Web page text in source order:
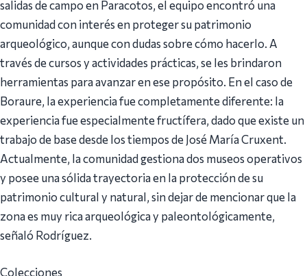
salidas de campo en Paracotos, el equipo encontró una
comunidad con interés en proteger su patrimonio
arqueológico, aunque con dudas sobre cómo hacerlo. A
través de cursos y actividades prácticas, se les brindaron
herramientas para avanzar en ese propósito. En el caso de
Boraure, la experiencia fue completamente diferente: la
experiencia fue especialmente fructífera, dado que existe un
trabajo de base desde los tiempos de José María Cruxent.
Actualmente, la comunidad gestiona dos museos operativos
y posee una sólida trayectoria en la protección de su
patrimonio cultural y natural, sin dejar de mencionar que la
zona es muy rica arqueológica y paleontológicamente,
señaló Rodríguez.
Colecciones